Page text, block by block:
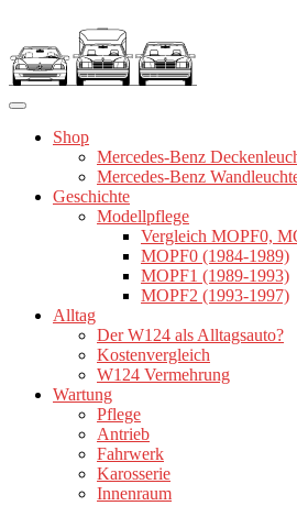
springen
Shop
Mercedes-Benz
Mercedes-Benz
Geschichte
Modellpflege
Vergleich MOPF0,
MOPF0 (1984-1989)
MOPF1 (1989-1993)
MOPF2 (1993-1997)
Alltag
Der W124 als Alltagsauto?
Kostenvergleich
W124 Vermehrung
Wartung
Pflege
Antrieb
Fahrwerk
Karosserie
Innenraum